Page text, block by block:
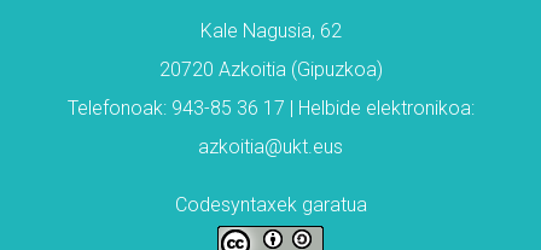
Kale Nagusia, 62
20720 Azkoitia (Gipuzkoa)
Telefonoak: 943-85 36 17 | Helbide elektronikoa:
azkoitia@ukt.eus
Codesyntaxek garatua